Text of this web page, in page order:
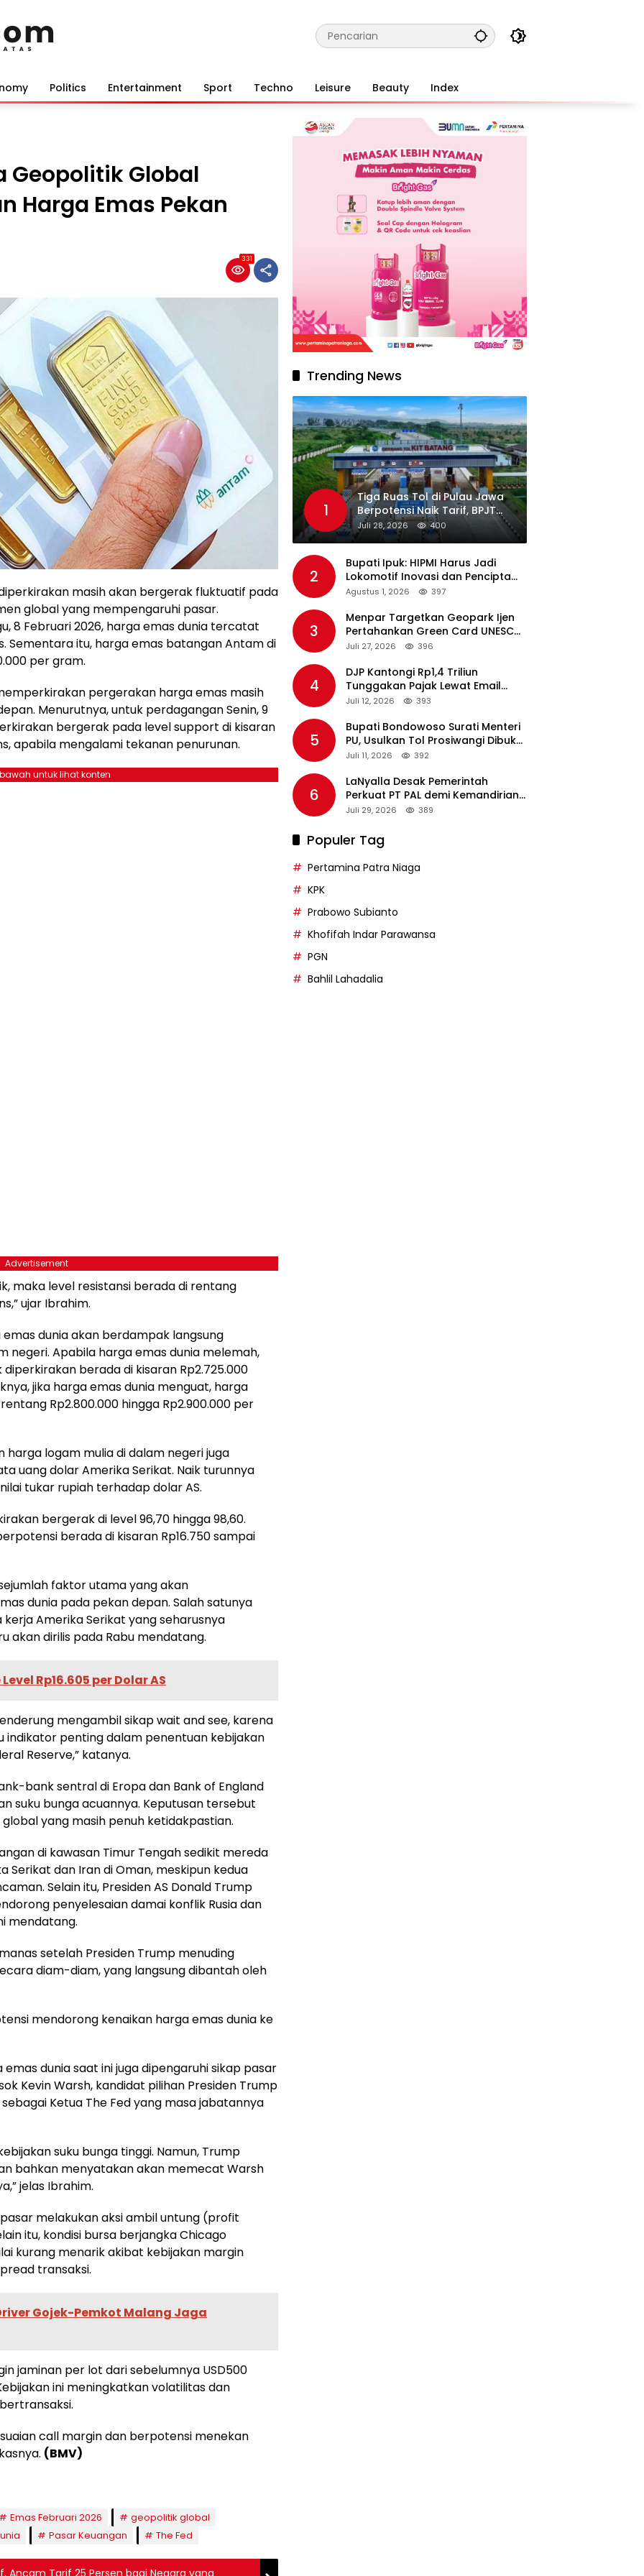
Politics Entertainment Sport Techno Leisure Beauty Index
Geopolitik Global
Harga Emas Pekan
331
masih akan bergerak fluktuatif pada
global yang mempengaruhi pasar.
8 Februari 2026, harga emas dunia tercatat
Sementara itu, harga emas batangan Antam di
per gram.
pergerakan harga emas masih
Menurutnya, untuk perdagangan Senin, 9
bergerak pada level support di kisaran
apabila mengalami tekanan penurunan.
untuk lihat konten
Advertisement
maka level resistansi berada di rentang
ujar Ibrahim.
dunia akan berdampak langsung
negeri. Apabila harga emas dunia melemah,
berada di kisaran Rp2.725.000
jika harga emas dunia menguat, harga
Rp2.800.000 hingga Rp2.900.000 per
harga logam mulia di dalam negeri juga
uang dolar Amerika Serikat. Naik turunnya
tukar rupiah terhadap dolar AS.
bergerak di level 96,70 hingga 98,60.
berada di kisaran Rp16.750 sampai
faktor utama yang akan
dunia pada pekan depan. Salah satunya
Amerika Serikat yang seharusnya
akan dirilis pada Rabu mendatang.
Rp16.605 per Dolar AS
mengambil sikap wait and see, karena
indikator penting dalam penentuan kebijakan
Reserve,” katanya.
bank sentral di Eropa dan Bank of England
suku bunga acuannya. Keputusan tersebut
yang masih penuh ketidakpastian.
di kawasan Timur Tengah sedikit mereda
dan Iran di Oman, meskipun kedua
Selain itu, Presiden AS Donald Trump
penyelesaian damai konflik Rusia dan
mendatang.
setelah Presiden Trump menuding
diam-diam, yang langsung dibantah oleh
mendorong kenaikan harga emas dunia ke
dunia saat ini juga dipengaruhi sikap pasar
Kevin Warsh, kandidat pilihan Presiden Trump
Ketua The Fed yang masa jabatannya
suku bunga tinggi. Namun, Trump
bahkan menyatakan akan memecat Warsh
jelas Ibrahim.
melakukan aksi ambil untung (profit
itu, kondisi bursa berjangka Chicago
kurang menarik akibat kebijakan margin
transaksi.
Gojek-Pemkot Malang Jaga
jaminan per lot dari sebelumnya USD500
ini meningkatkan volatilitas dan
call margin dan berpotensi menekan
(BMV)
Emas Februari 2026
geopolitik global
Pasar Keuangan The Fed
Ancam Tarif 25 Persen bagi Negara yang
Trending News
1
Tiga Ruas Tol di Pulau Jawa
Berpotensi Naik Tarif, BPJT
Tunggu Hasil Evaluasi
Standar Pelayanan
Juli 28, 2026 400
2
Bupati Ipuk: HIPMI Harus Jadi
Lokomotif Inovasi dan Pencipta
Lapangan Kerja
Agustus 1, 2026 397
3
Menpar Targetkan Geopark Ijen
Pertahankan Green Card UNESCO
pada Revalidasi Agustus 2026
Juli 27, 2026 396
4
DJP Kantongi Rp1,4 Triliun
Tunggakan Pajak Lewat Email
Pengingat, Total Piutang Masih
Juli 12, 2026 393
5
Bupati Bondowoso Surati Menteri
PU, Usulkan Tol Prosiwangi Dibuka
Sementara
Juli 11, 2026 392
6
LaNyalla Desak Pemerintah
Perkuat PT PAL demi Kemandirian
Industri Pertahanan Maritim
Juli 29, 2026 389
Populer Tag
Pertamina Patra Niaga
KPK
Prabowo Subianto
Khofifah Indar Parawansa
PGN
Bahlil Lahadalia